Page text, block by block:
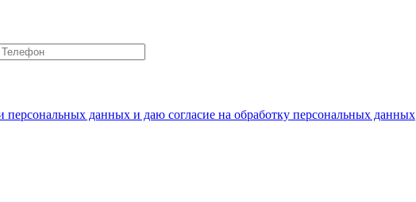
персональных данных и даю согласие на обработку персональных данных